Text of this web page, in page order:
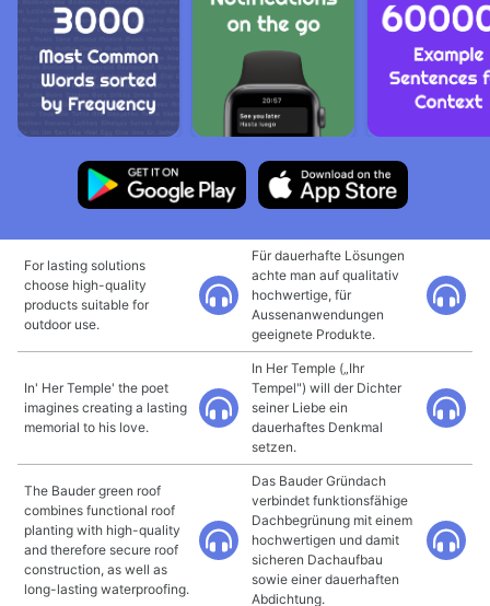
For lasting solutions
choose high-quality
products suitable for
outdoor use.
Für dauerhafte Lösungen
achte man auf qualitativ
hochwertige, für
Aussenanwendungen
geeignete Produkte.
In' Her Temple' the poet
imagines creating a lasting
memorial to his love.
In Her Temple („Ihr
Tempel") will der Dichter
seiner Liebe ein
dauerhaftes Denkmal
setzen.
The Bauder green roof
combines functional roof
planting with high-quality
and therefore secure roof
construction, as well as
long-lasting waterproofing.
Das Bauder Gründach
verbindet funktionsfähige
Dachbegrünung mit einem
hochwertigen und damit
sicheren Dachaufbau
sowie einer dauerhaften
Abdichtung.